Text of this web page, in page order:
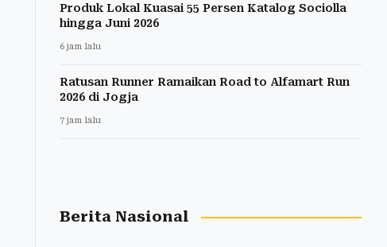
Produk Lokal Kuasai 55 Persen Katalog Sociolla
hingga Juni 2026
6 jam lalu
Ratusan Runner Ramaikan Road to Alfamart Run
2026 di Jogja
7 jam lalu
Berita Nasional